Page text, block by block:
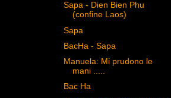
Sapa - Dien Bien Phu
(confine Laos)
Sapa
BacHa - Sapa
Manuela: Mi prudono le
mani .....
Bac Ha